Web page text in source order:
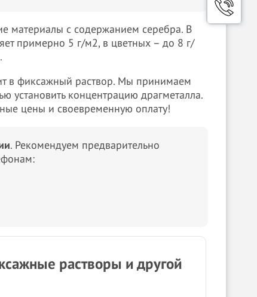
материалы с содержанием серебра. В
примерно 5 г/м2, в цветных – до 8 г/
в фиксажный раствор. Мы принимаем
установить концентрацию драгметалла.
цены и своевременную оплату!
. Рекомендуем предварительно
растворы и другой